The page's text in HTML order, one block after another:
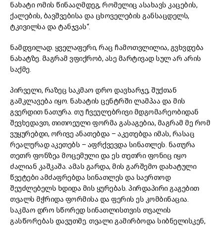
ნახატი ომის წინააღმდეგ, რომელიც ასახავს კაცების,
ქალების, ბავშვებისა და ცხოველების განსაცდელს,
ტკივილსა და ტანჯვას“.
ნამდვილად. ყველაფერი, რაც ჩამოთვლილია, გვხვდება
ნახატზე. მაგრამ ვფიქრობ, ასე მარტივად სულ არ არის
საქმე.
პირველი, რაზეც საკმაო დრო დავხარჯე, შუქთან
გამკლავება იყო. ნახატის ცენტრში ლამპაა და მის
გვერდით ნათურა. თუ ჩვეულებრივი მდგომარეობიდან
შევხედავთ, თითოეული ფორმა გასაგებია, მაგრამ მე რომ
ვუყურებდი, ორივე ანათებდა – აკეთებდა იმას, რასაც
რეალურად აკეთებს – აფრქვევდა სინათლეს. ნათურა
თეთრ ფონზეა მოცემული და ეს თეთრი ფონიც იყო
ძალიან კაშკაშა. ამას გარდა, მის გარშემო დახატული
წვეტები ამძაფრებდა სინათლეს და საერთოდ
შეუძლებელს ხდიდა მის ყურებას. პირდაპირი გაგებით
თვალს მჭრიდა ფორმისა და ფერის ეს კომბინაცია.
საკმაო დრო სწორედ სინათლისთვის თვალის
გასწორებას დავუთმე. თვალი გამირბოდა სიბნელისკენ,